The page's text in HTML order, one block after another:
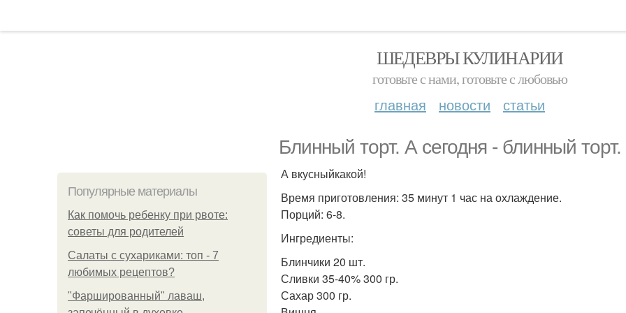
ШЕДЕВРЫ КУЛИНАРИИ
готовьте с нами, готовьте с любовью
главная новости статьи
Блинный торт. А сегодня - блинный торт.
Популярные материалы
Как помочь ребенку при рвоте:
советы для родителей
Салаты с сухариками: топ - 7
любимых рецептов?
"Фаршированный" лаваш,
А вкусныйкакой!
Время приготовления: 35 минут 1 час на охлаждение.
Порций: 6-8.
Ингредиенты:
Блинчики 20 шт.
Сливки 35-40% 300 гр.
Сахар 300 гр.